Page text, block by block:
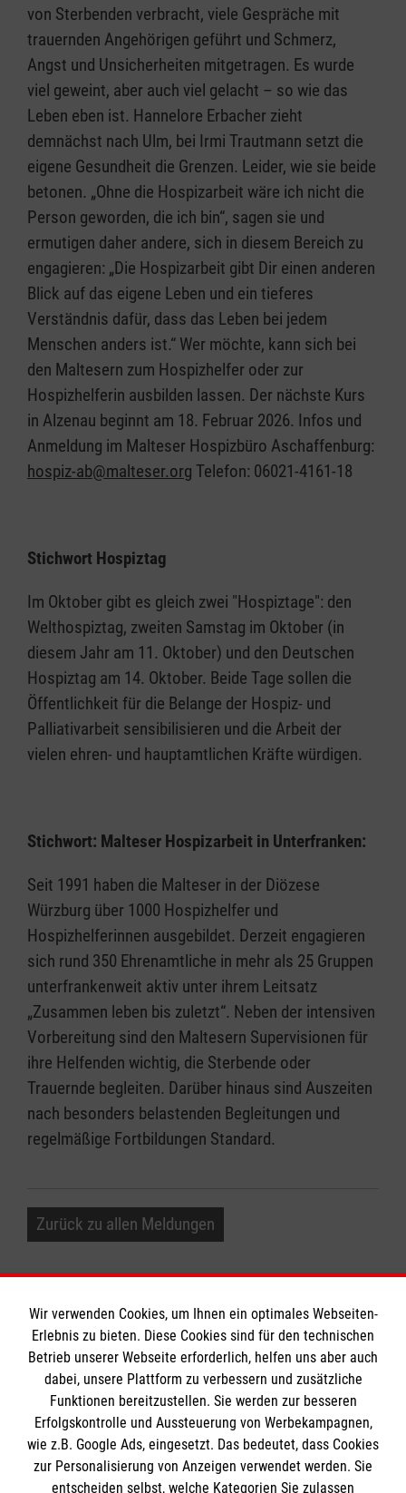
von Sterbenden verbracht, viele Gespräche mit
trauernden Angehörigen geführt und Schmerz,
Angst und Unsicherheiten mitgetragen. Es wurde
viel geweint, aber auch viel gelacht – so wie das
Leben eben ist. Hannelore Erbacher zieht
demnächst nach Ulm, bei Irmi Trautmann setzt die
eigene Gesundheit die Grenzen. Leider, wie sie beide
betonen. „Ohne die Hospizarbeit wäre ich nicht die
Person geworden, die ich bin“, sagen sie und
ermutigen daher andere, sich in diesem Bereich zu
engagieren: „Die Hospizarbeit gibt Dir einen anderen
Blick auf das eigene Leben und ein tieferes
Verständnis dafür, dass das Leben bei jedem
Menschen anders ist.“ Wer möchte, kann sich bei
den Maltesern zum Hospizhelfer oder zur
Hospizhelferin ausbilden lassen. Der nächste Kurs
in Alzenau beginnt am 18. Februar 2026. Infos und
Anmeldung im Malteser Hospizbüro Aschaffenburg:
hospiz-ab@malteser.org Telefon: 06021-4161-18
Stichwort Hospiztag
Im Oktober gibt es gleich zwei "Hospiztage": den
Welthospiztag, zweiten Samstag im Oktober (in
diesem Jahr am 11. Oktober) und den Deutschen
Hospiztag am 14. Oktober. Beide Tage sollen die
Öffentlichkeit für die Belange der Hospiz- und
Palliativarbeit sensibilisieren und die Arbeit der
vielen ehren- und hauptamtlichen Kräfte würdigen.
Stichwort: Malteser Hospizarbeit in Unterfranken:
Seit 1991 haben die Malteser in der Diözese
Würzburg über 1000 Hospizhelfer und
Hospizhelferinnen ausgebildet. Derzeit engagieren
sich rund 350 Ehrenamtliche in mehr als 25 Gruppen
unterfrankenweit aktiv unter ihrem Leitsatz
„Zusammen leben bis zuletzt“. Neben der intensiven
Vorbereitung sind den Maltesern Supervisionen für
ihre Helfenden wichtig, die Sterbende oder
Trauernde begleiten. Darüber hinaus sind Auszeiten
nach besonders belastenden Begleitungen und
regelmäßige Fortbildungen Standard.
Zurück zu allen Meldungen
Informationen
Impressum
Datenschutz
Kontakt
Die Malteser
Wir verwenden Cookies, um Ihnen ein optimales Webseiten-
Erlebnis zu bieten. Diese Cookies sind für den technischen
Betrieb unserer Webseite erforderlich, helfen uns aber auch
dabei, unsere Plattform zu verbessern und zusätzliche
Funktionen bereitzustellen. Sie werden zur besseren
Erfolgskontrolle und Aussteuerung von Werbekampagnen,
wie z.B. Google Ads, eingesetzt. Das bedeutet, dass Cookies
zur Personalisierung von Anzeigen verwendet werden. Sie
entscheiden selbst, welche Kategorien Sie zulassen